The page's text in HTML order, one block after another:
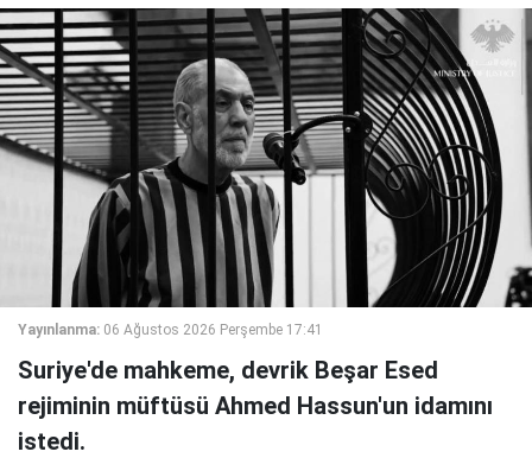
Yayınlanma: 06 Ağustos 2026 Perşembe 17:41
Suriye'de mahkeme, devrik Beşar Esed
rejiminin müftüsü Ahmed Hassun'un idamını
istedi.